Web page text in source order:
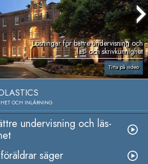
Lösningar för bättre undervisning och
läs- och skrivkunnighet
Titta på video
OCH INLÄRNING
undervisning och läs-
säger